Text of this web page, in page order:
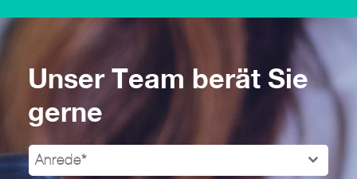
Unser Team berät Sie
gerne
Anrede*